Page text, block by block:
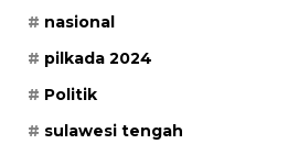
nasional
pilkada 2024
Politik
sulawesi tengah